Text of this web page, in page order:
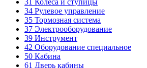
34 Рулевое управление
35 Тормозная система
37 Электрооборудование
39 Инструмент
42 Оборудование специальное
50 Кабина
61 Дверь кабины